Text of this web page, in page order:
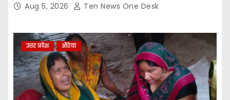
Aug 5, 2026 Ten News One Desk
उत्तर प्रदेश औरेया